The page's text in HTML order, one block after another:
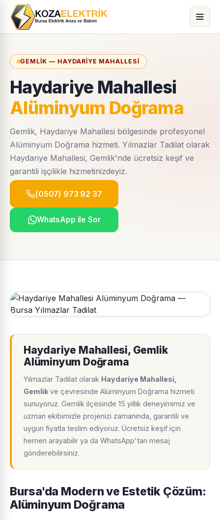
GEMLIK — HAYDARIYE MAHALLESI
Haydariye Mahallesi
Alüminyum Doğrama
Gemlik, Haydariye Mahallesi bölgesinde profesyonel
Alüminyum Doğrama hizmeti. Yılmazlar Tadilat olarak
Haydariye Mahallesi, Gemlik'nde ücretsiz keşif ve
garantili işçilikle hizmetinizdeyiz.
(0507) 973 92 37
WhatsApp ile Sor
Haydariye Mahallesi, Gemlik
Alüminyum Doğrama
Yılmazlar Tadilat olarak Haydariye Mahallesi,
Gemlik ve çevresinde Alüminyum Doğrama hizmeti
sunuyoruz. Gemlik ilçesinde 15 yıllık deneyimimiz ve
uzman ekibimizle projenizi zamanında, garantili ve
uygun fiyatla teslim ediyoruz. Ücretsiz keşif için
hemen arayabilir ya da WhatsApp'tan mesaj
gönderebilirsiniz.
Bursa'da Modern ve Estetik Çözüm:
Alüminyum Doğrama